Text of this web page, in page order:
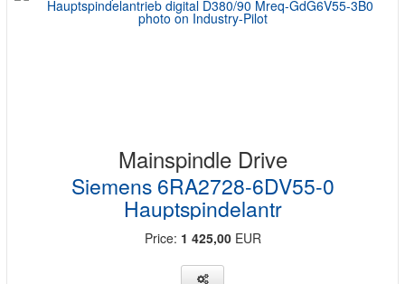
Mainspindle Drive
Siemens 6RA2728-6DV55-0
Hauptspindelantr
Price: 1 425,00EUR